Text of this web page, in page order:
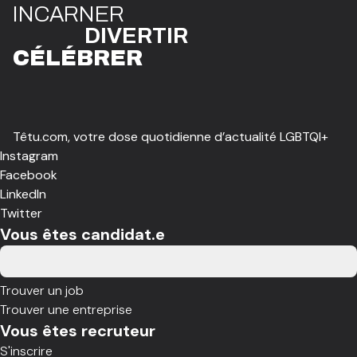
INCARNER
DIVERTIR
CÉLÉBRER
Têtu.com, votre dose quotidienne d’actualité LGBTQI+
Instagram
Facebook
LinkedIn
Twitter
Vous êtes candidat.e
Trouver un job
Trouver une entreprise
Vous êtes recruteur
S'inscrire